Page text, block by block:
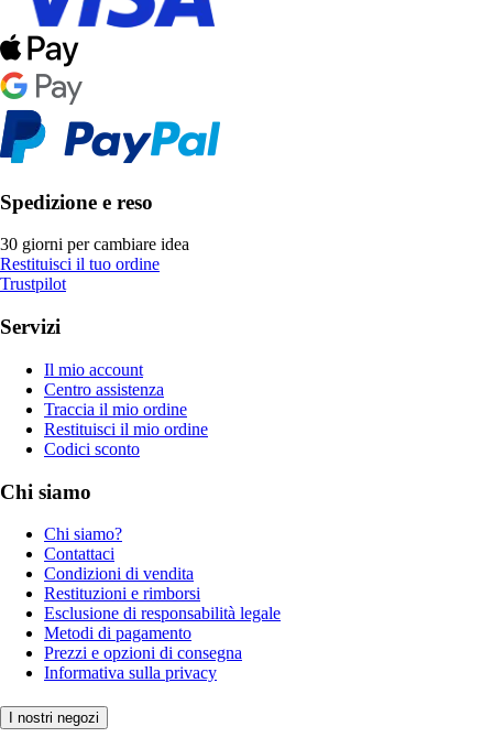
Spedizione e reso
30 giorni per cambiare idea
Restituisci il tuo ordine
Trustpilot
Servizi
Il mio account
Centro assistenza
Traccia il mio ordine
Restituisci il mio ordine
Codici sconto
Chi siamo
Chi siamo?
Contattaci
Condizioni di vendita
Restituzioni e rimborsi
Esclusione di responsabilità legale
Metodi di pagamento
Prezzi e opzioni di consegna
Informativa sulla privacy
I nostri negozi